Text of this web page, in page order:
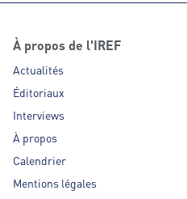
À propos de l'IREF
Actualités
Éditoriaux
Interviews
À propos
Calendrier
Mentions légales